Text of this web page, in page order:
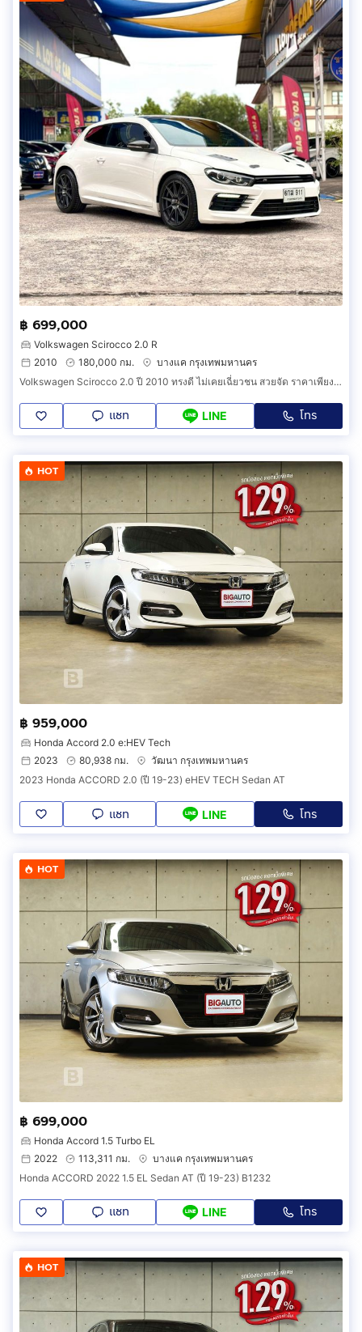
฿ 699,000
Volkswagen Scirocco 2.0 R
2010
180,000 กม.
บางแค กรุงเทพมหานคร
Volkswagen Scirocco 2.0 ปี 2010 ทรงดี ไม่เคยเฉี่ยวชน สวยจัด ราคาเพียง 858,000 บาท เท่านั้น
แชท LINE โทร
HOT
฿ 959,000
Honda Accord 2.0 e:HEV Tech
2023
80,938 กม.
วัฒนา กรุงเทพมหานคร
2023 Honda ACCORD 2.0 (ปี 19-23) eHEV TECH Sedan AT
แชท LINE โทร
HOT
฿ 699,000
Honda Accord 1.5 Turbo EL
2022
113,311 กม.
บางแค กรุงเทพมหานคร
Honda ACCORD 2022 1.5 EL Sedan AT (ปี 19-23) B1232
แชท LINE โทร
HOT